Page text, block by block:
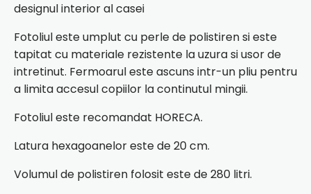
designul interior al casei
Fotoliul este umplut cu perle de polistiren si este
tapitat cu materiale rezistente la uzura si usor de
intretinut. Fermoarul este ascuns intr-un pliu pentru
a limita accesul copiilor la continutul mingii.
Fotoliul este recomandat HORECA.
Latura hexagoanelor este de 20 cm.
Volumul de polistiren folosit este de 280 litri.